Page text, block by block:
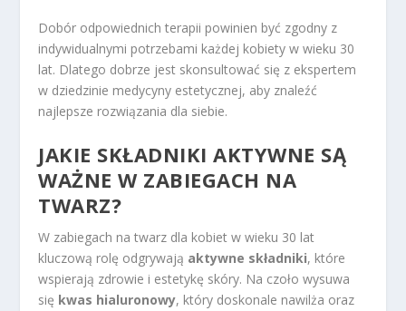
Dobór odpowiednich terapii powinien być zgodny z
indywidualnymi potrzebami każdej kobiety w wieku 30
lat. Dlatego dobrze jest skonsultować się z ekspertem
w dziedzinie medycyny estetycznej, aby znaleźć
najlepsze rozwiązania dla siebie.
JAKIE SKŁADNIKI AKTYWNE SĄ
WAŻNE W ZABIEGACH NA
TWARZ?
W zabiegach na twarz dla kobiet w wieku 30 lat
kluczową rolę odgrywają aktywne składniki, które
wspierają zdrowie i estetykę skóry. Na czoło wysuwa
się kwas hialuronowy, który doskonale nawilża oraz